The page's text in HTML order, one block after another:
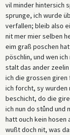
vil minder hintersich
sprunge, ich wurde
verfallen; bleib also
nit mer mier selben
eim graß poschen
pöschlin, und wen
stalt das ander
ich die grossen giren
ich forcht, sy wurden
beschicht, do die
ich nun do stůnd und
hatt ouch kein hosen
wußt doch nit, was